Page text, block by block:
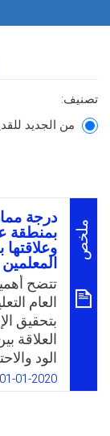
تصنيف:
من الجديد
ملخص
درجة
بمنطقة
المعلمين
تتضح
العام
بتحقيق
العلاقة
الود
للعمل
العديد
01-01-2020